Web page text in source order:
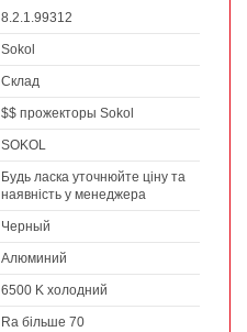
8.2.1.99312
Sokol
Склад
$$ прожекторы Sokol
SOKOL
Будь ласка уточнюйте ціну та
наявність у менеджера
Черный
Алюминий
6500 K холодний
Ra більше 70